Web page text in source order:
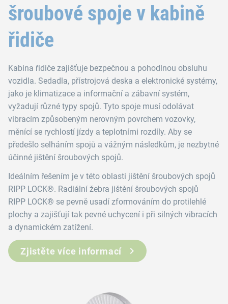
šroubové spoje v kabině
řidiče
Kabina řidiče zajišťuje bezpečnou a pohodlnou obsluhu
vozidla. Sedadla, přístrojová deska a elektronické systémy,
jako je klimatizace a informační a zábavní systém,
vyžadují různé typy spojů. Tyto spoje musí odolávat
vibracím způsobeným nerovným povrchem vozovky,
měnící se rychlostí jízdy a teplotními rozdíly. Aby se
předešlo selháním spojů a vážným následkům, je nezbytné
účinné jištění šroubových spojů.
Ideálním řešením je v této oblasti jištění šroubových spojů
RIPP LOCK®. Radiální žebra jištění šroubových spojů
RIPP LOCK® se pevně usadí zformováním do protilehlé
plochy a zajišťují tak pevné uchycení i při silných vibracích
a dynamickém zatížení.
Zjistěte více informací